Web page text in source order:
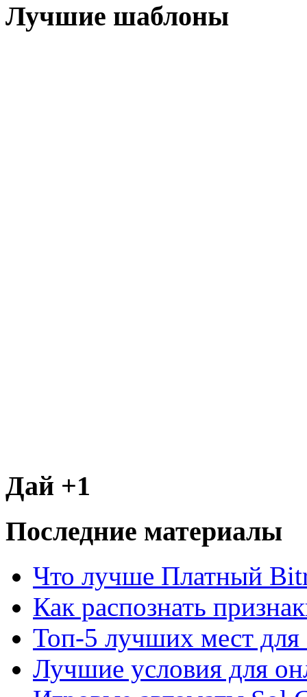
Лучшие шаблоны
Дай +1
Последние материалы
Что лучше Платный
Как распознать
Топ-5 лучших мест для
Лучшие условия для